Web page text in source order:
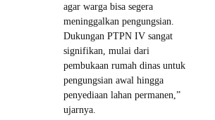
agar warga bisa segera
meninggalkan pengungsian.
Dukungan PTPN IV sangat
signifikan, mulai dari
pembukaan rumah dinas untuk
pengungsian awal hingga
penyediaan lahan permanen,”
ujarnya.